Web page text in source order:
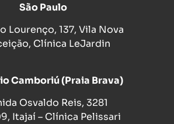
São Paulo
Lourenço, 137, Vila Nova
Clínica LeJardin
Camboriú (Praia Brava)
Osvaldo Reis, 3281
Itajaí – Clínica Pelissari